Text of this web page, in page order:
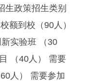
生政策招生类别
额到校（90人）
实验班 （30
（40人） 需要
人） 需要参加